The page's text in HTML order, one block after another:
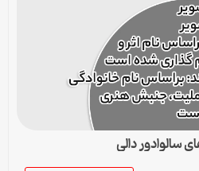
سالوادور دالی